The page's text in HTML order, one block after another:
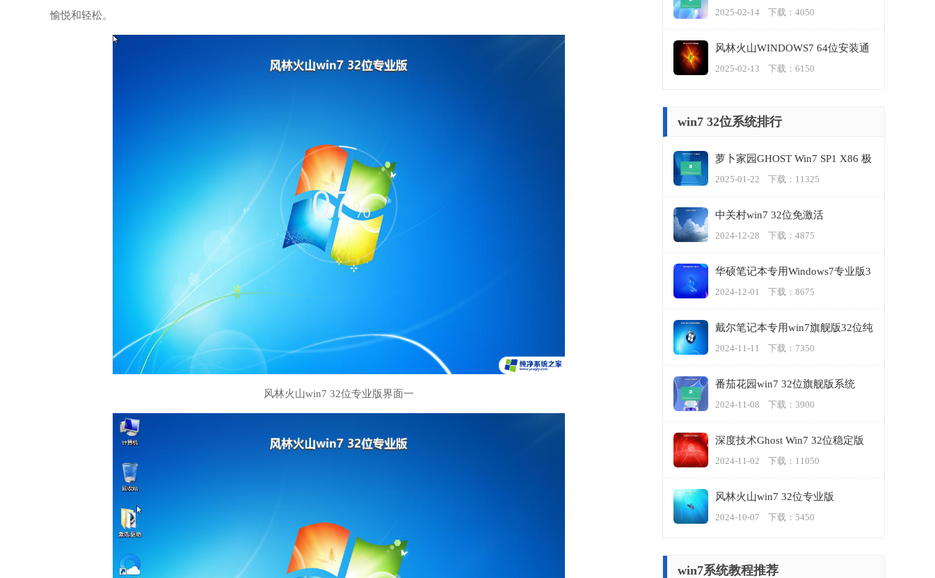
愉悦和轻松。
风林火山win7 32位专业版界面一
旗舰版
2025-02-14 下载：4050
风林火山WINDOWS7 64位安装通
用版
2025-02-13 下载：6150
win7 32位系统排行
萝卜家园GHOST Win7 SP1 X86 极
速纯净版
2025-01-22 下载：11325
中关村win7 32位免激活
2024-12-28 下载：4875
华硕笔记本专用Windows7专业版3
2位
2024-12-01 下载：8675
戴尔笔记本专用win7旗舰版32位纯
净版最新版本
2024-11-11 下载：7350
番茄花园win7 32位旗舰版系统
2024-11-08 下载：3900
深度技术Ghost Win7 32位稳定版
2024-11-02 下载：11050
风林火山win7 32位专业版
2024-10-07 下载：5450
win7系统教程推荐